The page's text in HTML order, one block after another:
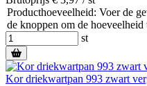
Producthoeveelheid: Voer de
de knoppen om de
st
Kor driekwartpan 993 zwart